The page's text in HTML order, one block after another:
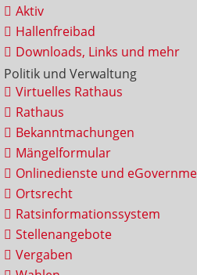
Aktiv
Hallenfreibad
Downloads, Links und mehr
Politik und Verwaltung
Virtuelles Rathaus
Rathaus
Bekanntmachungen
Mängelformular
Onlinedienste und
Ortsrecht
Ratsinformationssystem
Stellenangebote
Vergaben